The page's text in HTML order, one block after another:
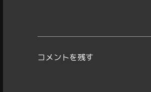
コメントを残す